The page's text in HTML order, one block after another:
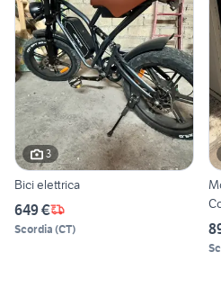
3
Bici elettrica
649 €
Scordia (CT)